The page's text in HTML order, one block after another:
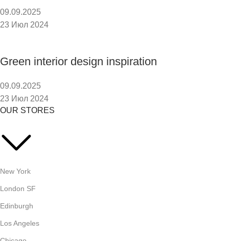
09.09.2025
23 Июл 2024
Green interior design inspiration
09.09.2025
23 Июл 2024
OUR STORES
New York
London SF
Edinburgh
Los Angeles